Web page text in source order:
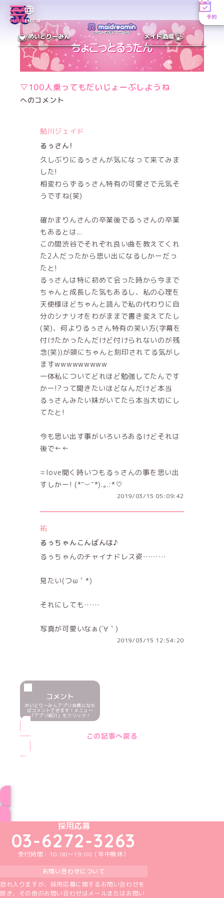
MENUEN／JP
予約
めいどりーみん メイド酒場
▽100人乗ってもだいじょーぶしようね
へのコメント
鮎川ジェイド
るぅさん!
久しぶりにるぅさんが気になって来てみま
した!
相変わらずるぅさん特有の可愛さで元気そ
うですね(笑)
確かまりんさんの卒業後でるぅさんの卒業
もあるとは...
この間渋谷でそれぞれ良い曲を教えてくれ
た2人だったから思い出になるしかーだっ
たと!
るぅさんは特に初めて会った時から今まで
ちゃんと成長した気もあるし、私の心理を
天使様ほどちゃんと読んで私の代わりに自
分のシナリオをわがままで書き変えてたし
(笑)、何よりるぅさん特有の笑い方(字幕を
付けたかったんだけど付けられないのが残
念(笑))が頭にちゃんと刻印されてる気がし
ますwwwwwwwww
一体私についてどれほど勉強してたんです
かー!?って聞きたいほどなんだけど本当
るぅさんみたい妹がいてたら本当大切にし
てたと!
今も思い出す事がいろいろあるけどそれは
後で←←
=love聞く時いつもるぅさんの事を思い出
すしかー! (*˘︶˘*).｡.:*♡
2019/03/15 05:09:42
祐
るぅちゃんこんばんは♪
るぅちゃんのチャイナドレス姿………
見たい(つω｀*)
それにしても……
写真が可愛いなぁ(´∀｀)
2019/03/15 12:54:20
コメント
めいどりーみんアプリ会員になれ
ばコメントできます！メニュー
「アプリ紹介」をクリック！
この記事へ戻る
めいどりーみんTikTok公式アカウント
めいどりーみんX公式アカウント
めいどりーみんInstagram公式アカウント
めいどりーみんFacebook公式アカウン
めいどりーみんYouTube公式アカ
採用応募
03-6272-3263
受付時間：10:00～19:00（年中無休）
お問い合わせについて
恐れ入りますが、採用応募に関するお問い合わせを
除き、その他のお問い合わせはメールまたはお問い